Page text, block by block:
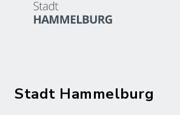
Stadt Hammelburg